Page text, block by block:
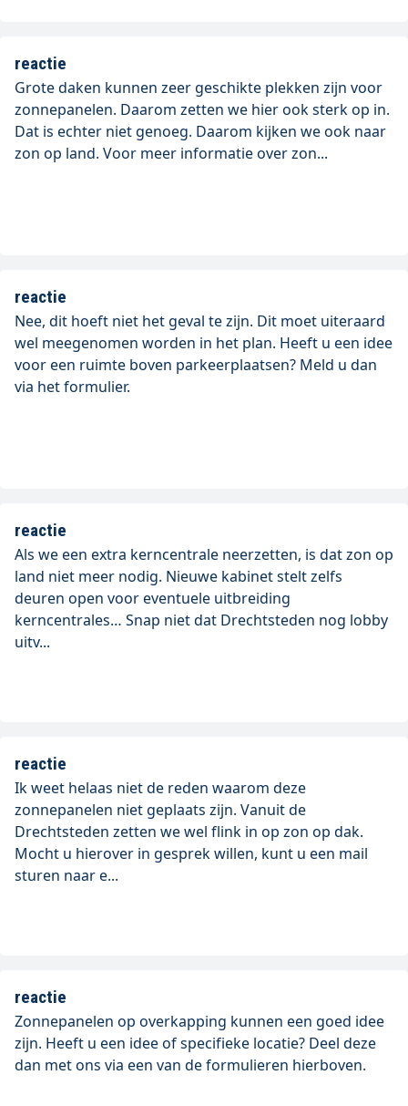
reactie
Grote daken kunnen zeer geschikte plekken zijn voor
zonnepanelen. Daarom zetten we hier ook sterk op in.
Dat is echter niet genoeg. Daarom kijken we ook naar
zon op land. Voor meer informatie over zon...
reactie
Nee, dit hoeft niet het geval te zijn. Dit moet uiteraard
wel meegenomen worden in het plan. Heeft u een idee
voor een ruimte boven parkeerplaatsen? Meld u dan
via het formulier.
reactie
Als we een extra kerncentrale neerzetten, is dat zon op
land niet meer nodig. Nieuwe kabinet stelt zelfs
deuren open voor eventuele uitbreiding
kerncentrales… Snap niet dat Drechtsteden nog lobby
uitv...
reactie
Ik weet helaas niet de reden waarom deze
zonnepanelen niet geplaats zijn. Vanuit de
Drechtsteden zetten we wel flink in op zon op dak.
Mocht u hierover in gesprek willen, kunt u een mail
sturen naar e...
reactie
Zonnepanelen op overkapping kunnen een goed idee
zijn. Heeft u een idee of specifieke locatie? Deel deze
dan met ons via een van de formulieren hierboven.